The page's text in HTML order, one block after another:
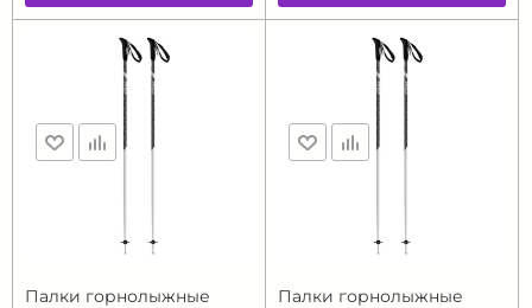
Палки горнолыжные
Палки горнолыжные